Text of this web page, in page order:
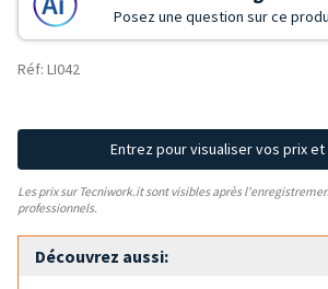
Posez une question sur ce
Réf: LI042
Entrez pour visualiser vos prix
Les prix sur Tecniwork.it sont visibles après
professionnels.
Découvrez aussi: